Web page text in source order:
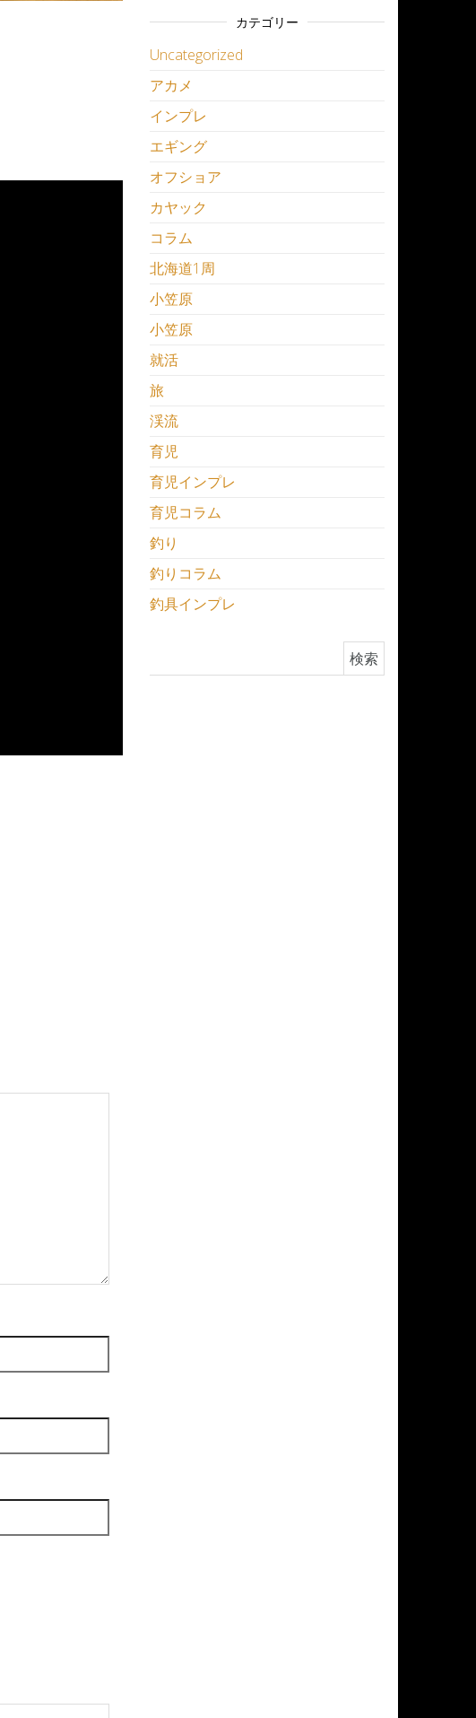
カテゴリー
Uncategorized
アカメ
インプレ
エギング
オフショア
カヤック
コラム
北海道1周
小笠原
小笠原
就活
旅
渓流
育児
育児インプレ
育児コラム
釣り
釣りコラム
釣具インプレ